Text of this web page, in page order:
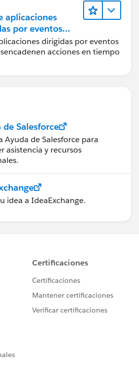
aplicaciones
por eventos
integración en
real
dirigidas por eventos
acciones en tiempo
de Salesforce
Ayuda de Salesforce para
asistencia y recursos
idea a IdeaExchange.